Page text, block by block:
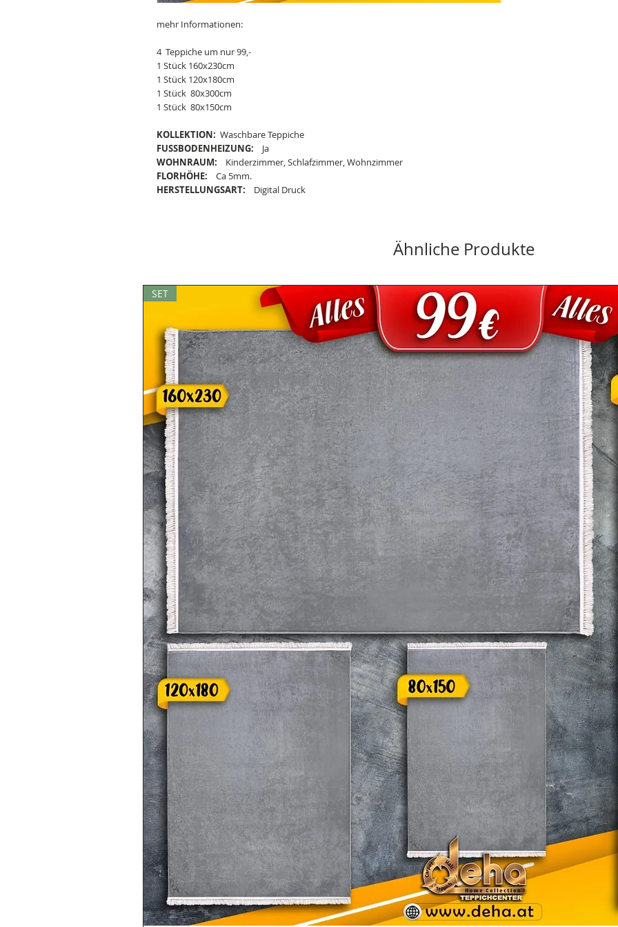
mehr Informationen:
4 Teppiche um nur 99,-
1 Stück 160x230cm
1 Stück 120x180cm
1 Stück 80x300cm
1 Stück 80x150cm
KOLLEKTION: Waschbare Teppiche
FUSSBODENHEIZUNG: Ja
WOHNRAUM: Kinderzimmer, Schlafzimmer, Wohnzimmer
FLORHÖHE:
Ca 5mm.
HERSTELLUNGSART: Digital Druck
Ähnliche Produkte
SET